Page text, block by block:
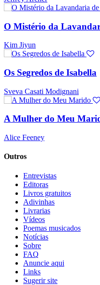
O Mistério da
Kim Jiyun
Os Segredos de Isabella
Sveva Casati Modignani
A Mulher do Meu
Alice Feeney
Outros
Entrevistas
Editoras
Livros gratuitos
Adivinhas
Livrarias
Vídeos
Poemas musicados
Notícias
Sobre
FAQ
Anuncie aqui
Links
Sugerir site